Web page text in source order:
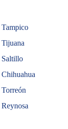
Tampico
Tijuana
Saltillo
Chihuahua
Torreón
Reynosa